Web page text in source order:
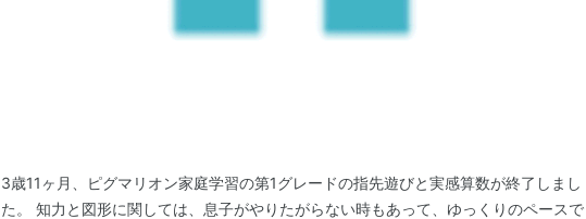
3歳11ヶ月、ピグマリオン家庭学習の第1グレードの指先遊びと実感算数が終了しまし
た。 知力と図形に関しては、息子がやりたがらない時もあって、ゆっくりのペースで